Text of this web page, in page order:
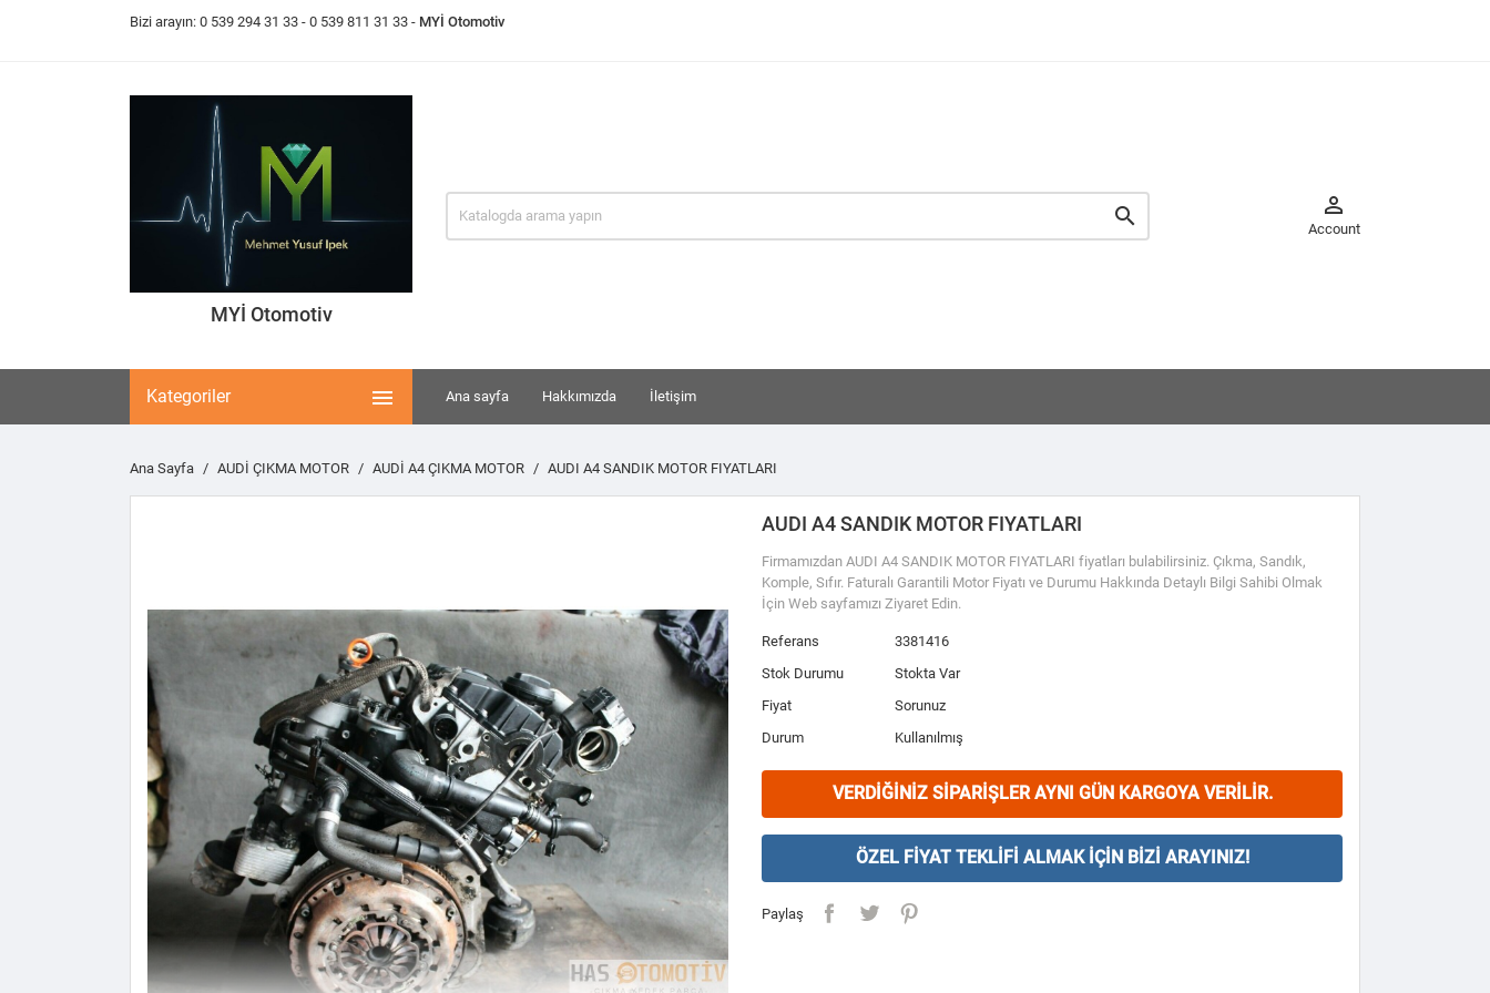
Bizi arayın: 0 539 294 31 33 - 0 539 811 31 33 - MYİ Otomotiv
MYİ Otomotiv
 
Account
Kategoriler  Ana sayfa Hakkımızda İletişim
Ana Sayfa AUDİ ÇIKMA MOTOR AUDİ A4 ÇIKMA MOTOR AUDI A4 SANDIK MOTOR FIYATLARI
AUDI A4 SANDIK MOTOR FIYATLARI
Firmamızdan AUDI A4 SANDIK MOTOR FIYATLARI fiyatları bulabilirsiniz. Çıkma, Sandık,
Komple, Sıfır. Faturalı Garantili Motor Fiyatı ve Durumu Hakkında Detaylı Bilgi Sahibi Olmak
İçin Web sayfamızı Ziyaret Edin.
Referans
3381416
Stok Durumu
Stokta Var
Fiyat
Sorunuz
Durum
Kullanılmış
VERDIĞINIZ SIPARIŞLER AYNI GÜN KARGOYA VERILIR.
ÖZEL FIYAT TEKLIFI ALMAK İÇIN BIZI ARAYINIZ!
Paylaş